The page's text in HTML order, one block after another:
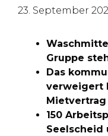
23. September
Gruppe
Das
verweigert
Mietvertrag
150
Seelscheid